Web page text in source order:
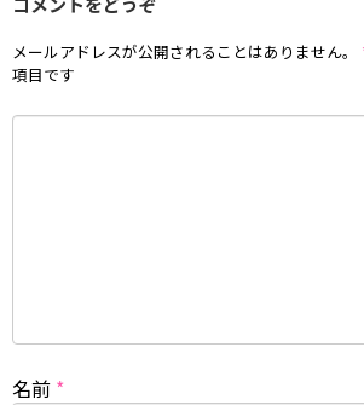
メールアドレスが公開されることはありません。
項目です
名前 *